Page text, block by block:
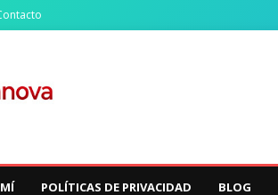
POLÍTICAS DE PRIVACIDAD BLOG